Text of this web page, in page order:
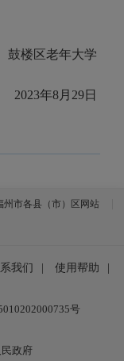
鼓楼区老年大学
2023年8月29日
州市各县（市）区网站
我们 使用帮助
号
政府